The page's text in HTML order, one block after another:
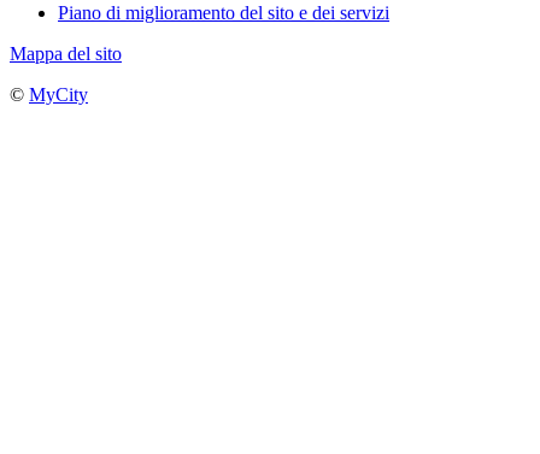
Piano di miglioramento del sito e dei servizi
Mappa del sito
© MyCity